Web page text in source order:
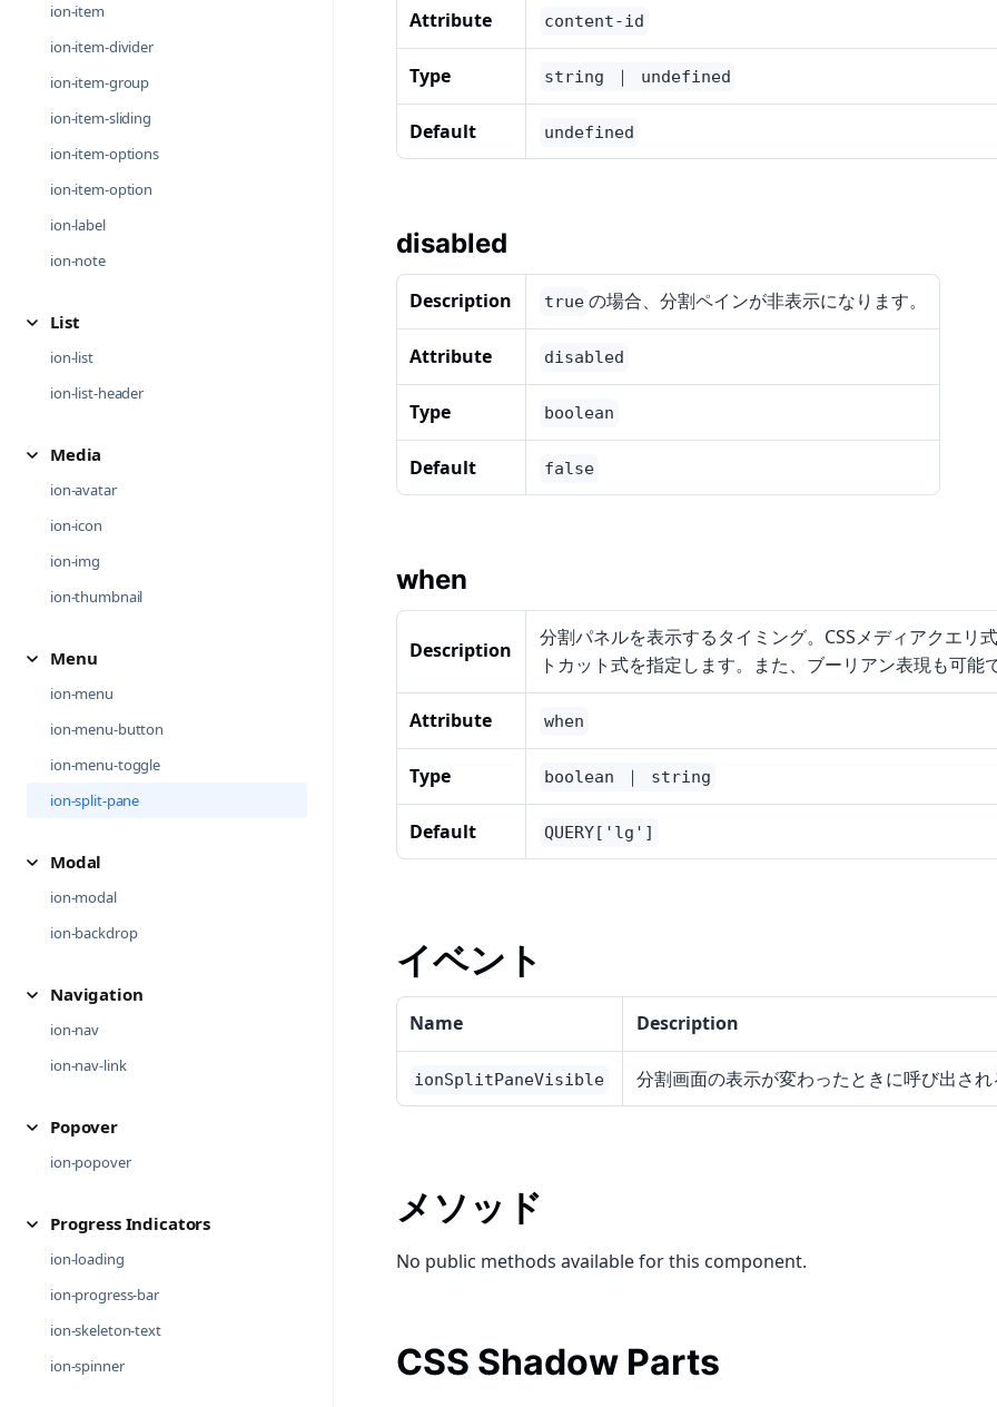
ion-item
ion-item-divider
ion-item-group
ion-item-sliding
ion-item-options
ion-item-option
ion-label
ion-note
List
ion-list
ion-list-header
Media
ion-avatar
ion-icon
ion-img
ion-thumbnail
Menu
ion-menu
ion-menu-button
ion-menu-toggle
ion-split-pane
Modal
ion-modal
ion-backdrop
Navigation
ion-nav
ion-nav-link
Popover
ion-popover
Progress Indicators
ion-loading
ion-progress-bar
ion-skeleton-text
ion-spinner
Attribute content-id
Type string ｜ undefined
Default undefined
disabled
Description true の場合、分割ペインが非表示になります。
Attribute disabled
Type boolean
Default false
when
Description
分割パネルを表示するタイミング。CSSメディアクエリ
トカット式を指定します。また、ブーリアン表現も可能で
Attribute when
Type boolean ｜ string
Default QUERY['lg']
イベント
Name Description
ionSplitPaneVisible 分割画面の表示が変わったときに呼び出され
メソッド
No public methods available for this component.
CSS Shadow Parts